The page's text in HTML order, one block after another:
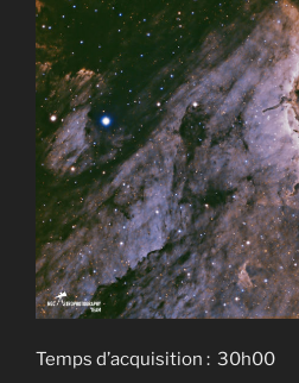
Temps d’acquisition : 30h00